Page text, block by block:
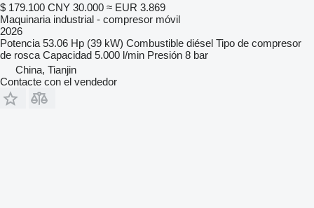
$ 179.100 CNY 30.000 ≈ EUR 3.869
Maquinaria industrial - compresor móvil
2026
Potencia 53.06 Hp (39 kW) Combustible diésel Tipo de compresor
de rosca Capacidad 5.000 l/min Presión 8 bar
China, Tianjin
Contacte con el vendedor